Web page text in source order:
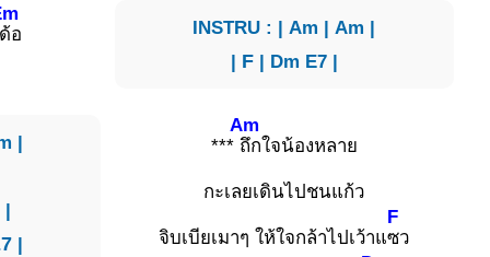
ด้อ
|
|
|
INSTRU : | Am | Am |
| F| Dm E7 |
***
Am
ถึกใจน้องหลาย
กะเลยเดินไปชนแก้ว
จิบเบียเมาๆ ให้ใจกล้าไปเว้าแ
F
ซว